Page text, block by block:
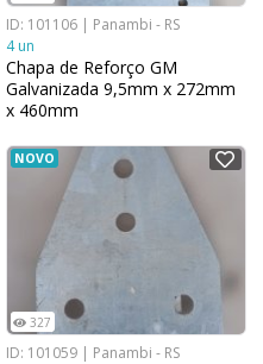
ID: 101106 | Panambi - RS
4 un
Chapa de Reforço GM
Galvanizada 9,5mm x 272mm
x 460mm
NOVO
327
ID: 101059 | Panambi - RS